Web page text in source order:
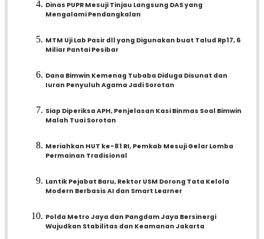
Dinas PUPR Mesuji Tinjau Langsung DAS yang
Mengalami Pendangkalan
MTM Uji Lab Pasir dll yang Digunakan buat Talud Rp17, 6
Miliar Pantai Pesibar
Dana Bimwin Kemenag Tubaba Diduga Disunat dan
Iuran Penyuluh Agama Jadi Sorotan
Siap Diperiksa APH, Penjelasan Kasi Binmas Soal Bimwin
Malah Tuai Sorotan
Meriahkan HUT ke-81 RI, Pemkab Mesuji Gelar Lomba
Permainan Tradisional
Lantik Pejabat Baru, Rektor USM Dorong Tata Kelola
Modern Berbasis AI dan Smart Learner
Polda Metro Jaya dan Pangdam Jaya Bersinergi
Wujudkan Stabilitas dan Keamanan Jakarta